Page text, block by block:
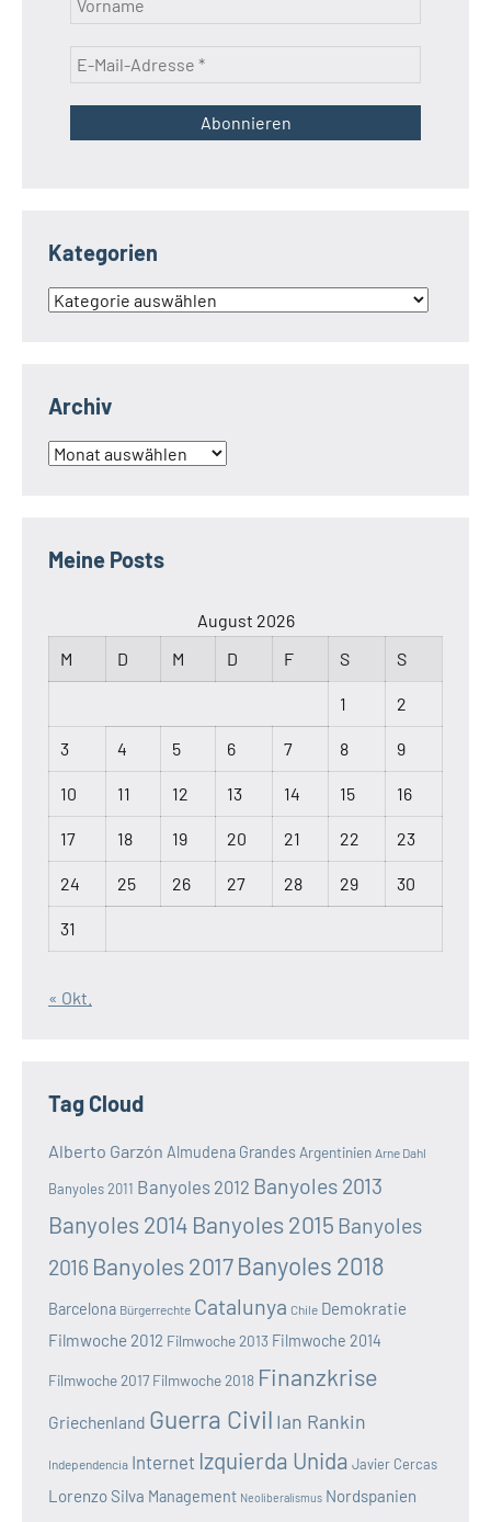
Kategorien
Kategorien
Archiv
Archiv
Meine Posts
August 2026
M
D M D F S S
1 2
3 4 5 6 7 8 9
10 11 12 13 14 15 16
17 18 19 20 21 22 23
24 25 26 27 28 29 30
31
« Okt.
Tag Cloud
Alberto Garzón Almudena Grandes Argentinien Arne Dahl
Banyoles 2011 Banyoles 2012 Banyoles 2013
Banyoles 2014 Banyoles 2015 Banyoles
2016 Banyoles 2017 Banyoles 2018
Barcelona Bürgerrechte Catalunya Chile Demokratie
Filmwoche 2012 Filmwoche 2013 Filmwoche 2014
Filmwoche 2017 Filmwoche 2018 Finanzkrise
Griechenland Guerra Civil Ian Rankin
Independencia Internet Izquierda Unida Javier Cercas
Lorenzo Silva Management Neoliberalismus Nordspanien